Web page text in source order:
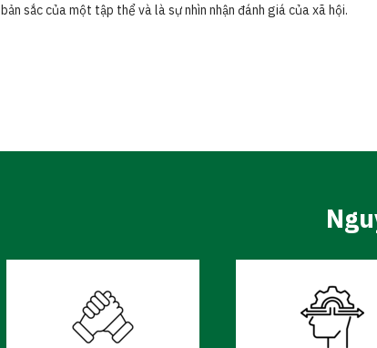
bản sắc của một tập thể và là sự nhìn nhận đánh giá của xã hội.